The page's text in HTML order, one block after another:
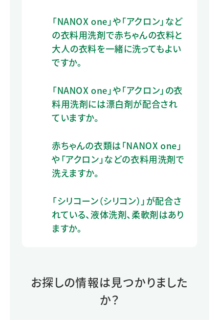
「NANOX one」や「アクロン」など
の衣料用洗剤で赤ちゃんの衣料と
大人の衣料を一緒に洗ってもよい
ですか。
「NANOX one」や「アクロン」の衣
料用洗剤には漂白剤が配合され
ていますか。
赤ちゃんの衣類は「NANOX one」
や「アクロン」などの衣料用洗剤で
洗えますか。
「シリコーン（シリコン）」が配合さ
れている、液体洗剤、柔軟剤はあり
ますか。
お探しの情報は見つかりました
か？